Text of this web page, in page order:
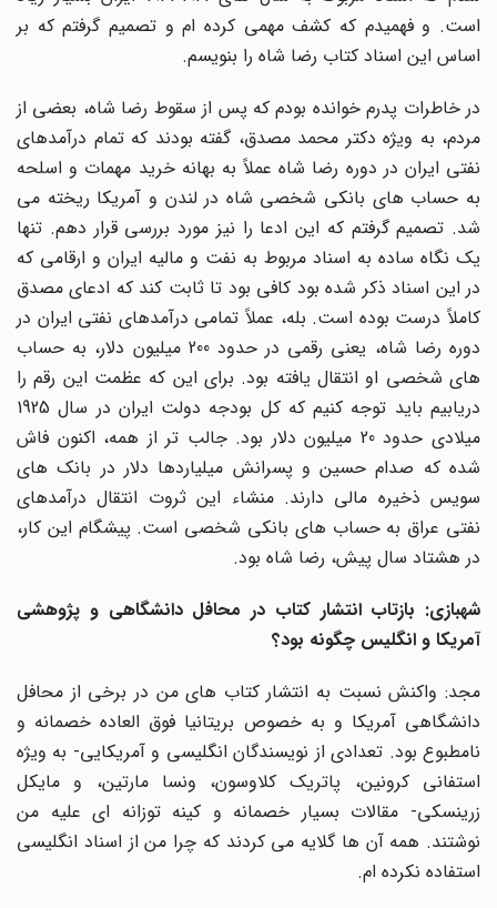
است. و فهمیدم که کشف مهمی کرده ام و تصمیم گرفتم که بر
اساس این اسناد کتاب رضا شاه را بنویسم.
در خاطرات پدرم خوانده بودم که پس از سقوط رضا شاه، بعضی از
مردم، به ویژه دکتر محمد مصدق، گفته بودند که تمام درآمدهای
نفتی ایران در دوره رضا شاه عملاً به بهانه خرید مهمات و اسلحه
به حساب های بانکی شخصی شاه در لندن و آمریکا ریخته می
شد. تصمیم گرفتم که این ادعا را نیز مورد بررسی قرار دهم. تنها
یک نگاه ساده به اسناد مربوط به نفت و مالیه ایران و ارقامی که
در این اسناد ذکر شده بود کافی بود تا ثابت کند که ادعای مصدق
کاملاً درست بوده است. بله، عملاً تمامی درآمدهای نفتی ایران در
دوره رضا شاه، یعنی رقمی در حدود 200 میلیون دلار، به حساب
های شخصی او انتقال یافته بود. برای این که عظمت این رقم را
دریابیم باید توجه کنیم که کل بودجه دولت ایران در سال 1925
میلادی حدود 20 میلیون دلار بود. جالب تر از همه، اکنون فاش
شده که صدام حسین و پسرانش میلیاردها دلار در بانک های
سویس ذخیره مالی دارند. منشاء این ثروت انتقال درآمدهای
نفتی عراق به حساب های بانکی شخصی است. پیشگام این کار،
در هشتاد سال پیش، رضا شاه بود.
شهبازی: بازتاب انتشار کتاب در محافل دانشگاهی و پژوهشی
آمریکا و انگلیس چگونه بود؟
مجد: واکنش نسبت به انتشار کتاب های من در برخی از محافل
دانشگاهی آمریکا و به خصوص بریتانیا فوق العاده خصمانه و
نامطبوع بود. تعدادی از نویسندگان انگلیسی و آمریکایی- به ویژه
استفانی کرونین، پاتریک کلاوسون، ونسا مارتین، و مایکل
زرینسکی- مقالات بسیار خصمانه و کینه توزانه ای علیه من
نوشتند. همه آن ها گلایه می کردند که چرا من از اسناد انگلیسی
استفاده نکرده ام.